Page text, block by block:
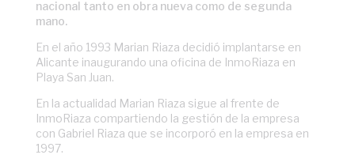
nacional tanto en obra nueva como de segunda
mano.
En el año 1993 Marian Riaza decidió implantarse en
Alicante inaugurando una oficina de InmoRiaza en
Playa San Juan.
En la actualidad Marian Riaza sigue al frente de
InmoRiaza compartiendo la gestión de la empresa
con Gabriel Riaza que se incorporó en la empresa en
1997.